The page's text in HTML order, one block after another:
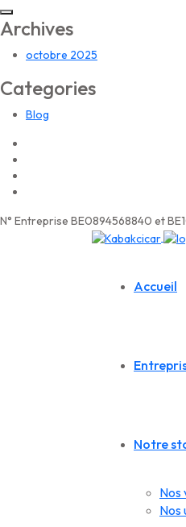
Archives
octobre 2025
Categories
Blog
N° Entreprise BE0894568840 et
Accueil
Notre
Nos
Nos